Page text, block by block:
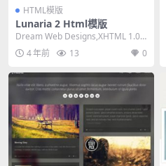
HTML模版
Lunaria 2 Html模版
Dream Web Designs,XHTML 1.0 T
ransitional...
4 年前 13 0